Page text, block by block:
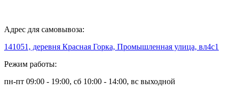
Адрес для самовывоза:
141051, деревня Красная Горка, Промышленная улица, вл4с1
Режим работы:
пн-пт 09:00 - 19:00, сб 10:00 - 14:00, вс выходной